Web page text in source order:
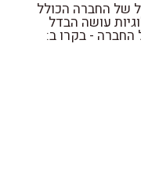
של החברה הכולל
עושה הבדל